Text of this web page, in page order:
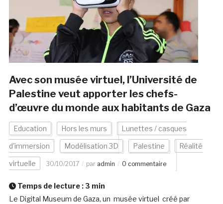
Avec son musée virtuel, l’Université de
Palestine veut apporter les chefs-
d’œuvre du monde aux habitants de Gaza
Education Hors les murs Lunettes / casques
d'immersion Modélisation 3D Palestine Réalité
virtuelle 30/10/2017 par admin 0 commentaire
Temps de lecture : 3 min
Le Digital Museum de Gaza, un musée virtuel créé par